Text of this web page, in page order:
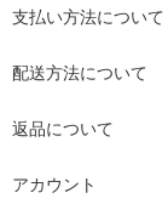
支払い方法について
配送方法について
返品について
アカウント